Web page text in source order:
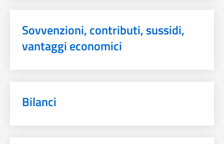
Sovvenzioni, contributi, sussidi,
vantaggi economici
Bilanci